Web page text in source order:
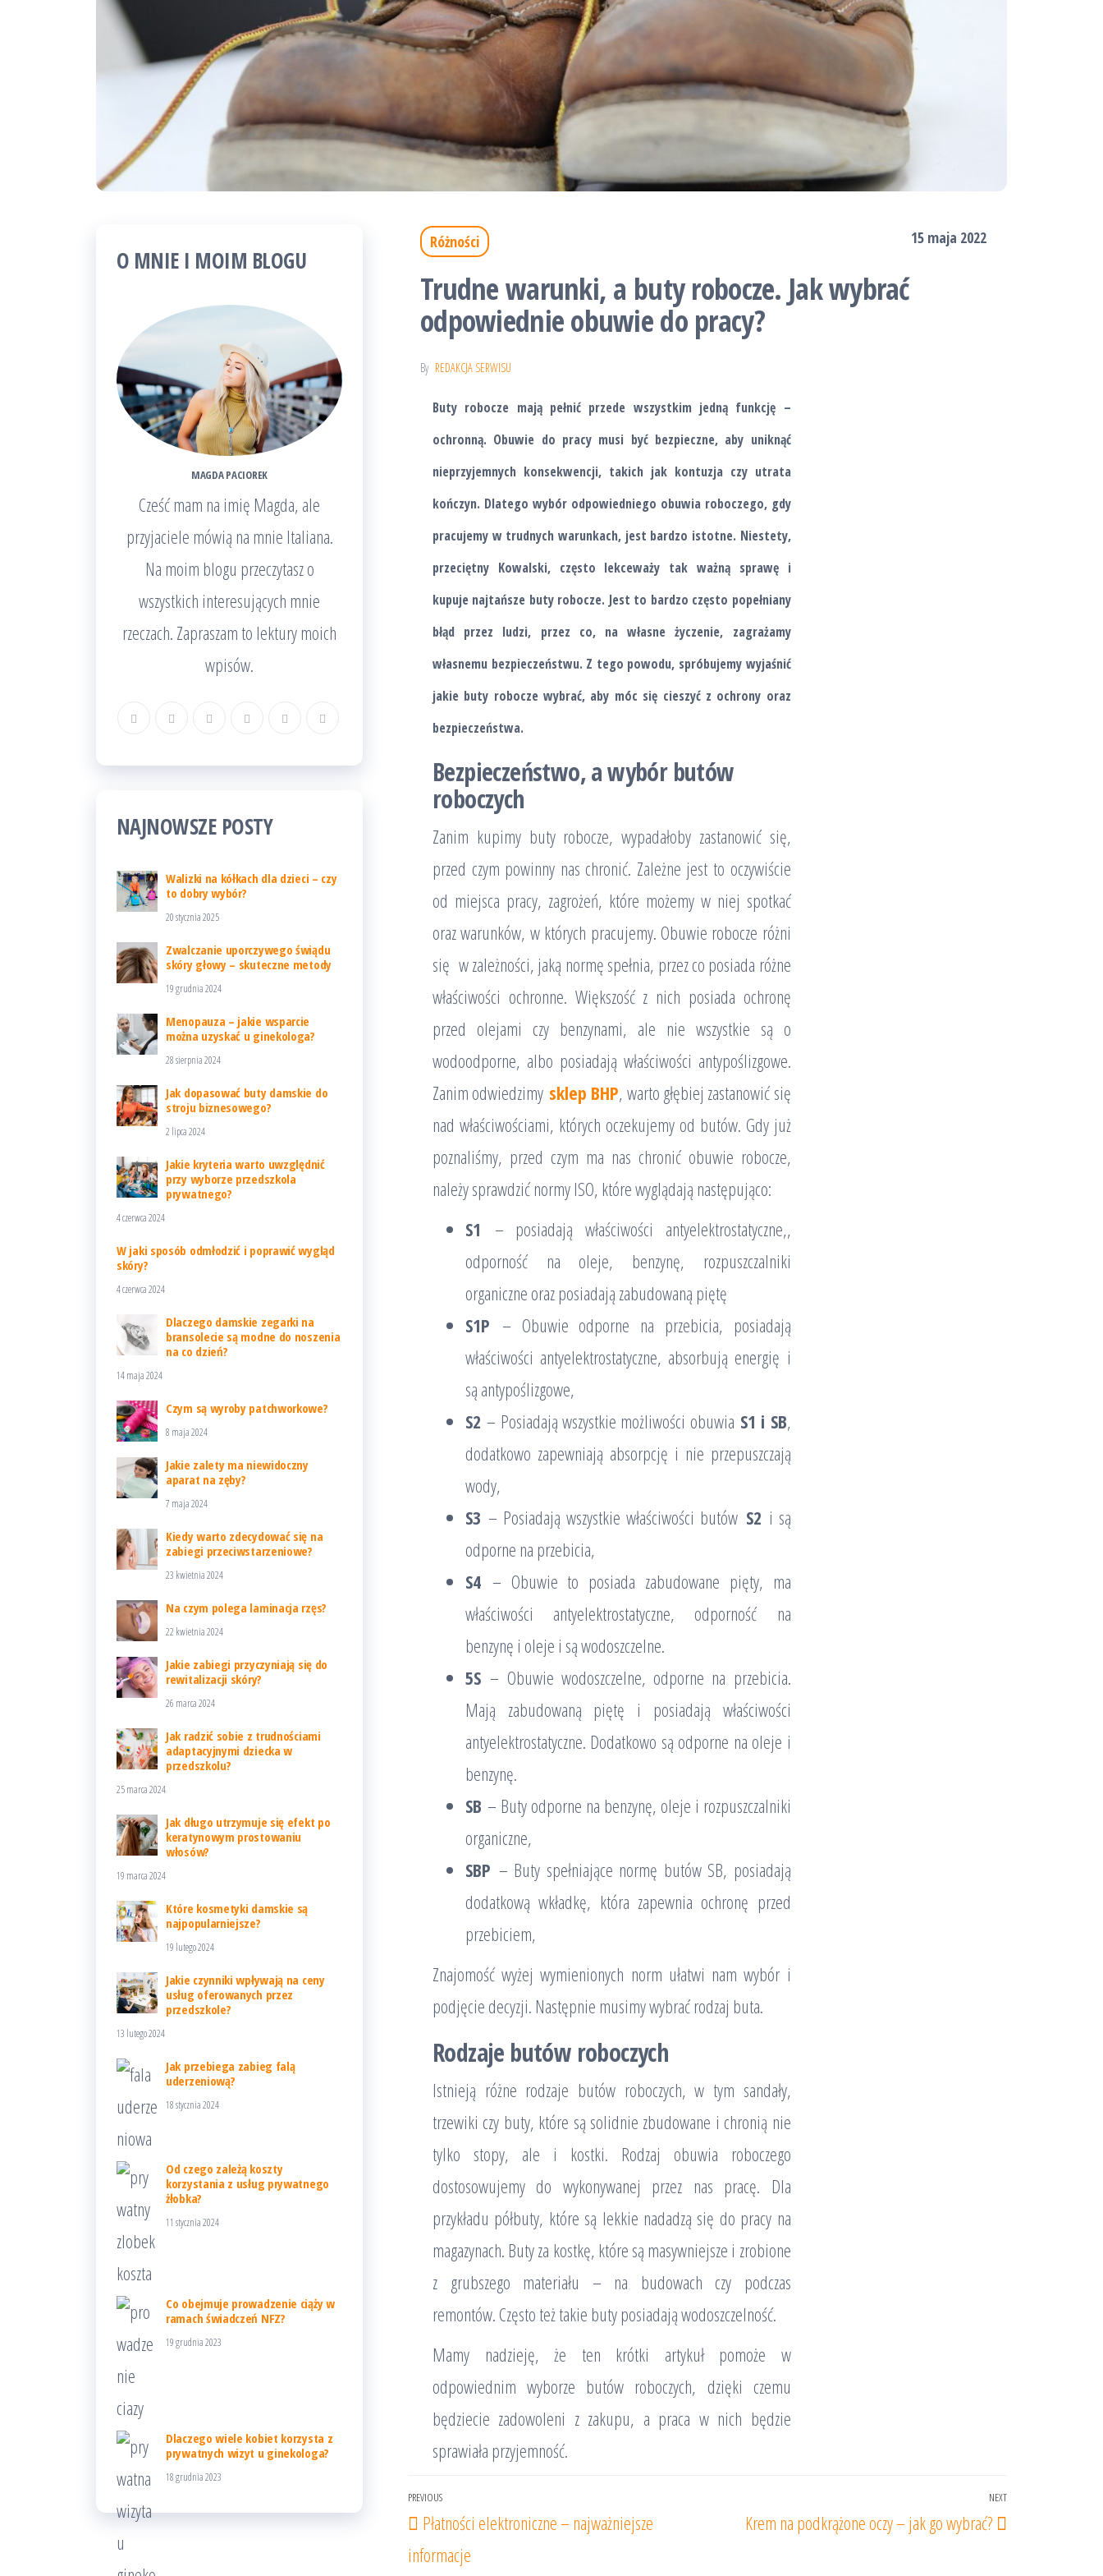
Różności 15 maja 2022
Trudne warunki, a buty robocze. Jak wybrać
odpowiednie obuwie do pracy?
By REDAKCJA SERWISU
Buty robocze mają pełnić przede wszystkim jedną funkcję –
ochronną. Obuwie do pracy musi być bezpieczne, aby uniknąć
nieprzyjemnych konsekwencji, takich jak kontuzja czy utrata
kończyn. Dlatego wybór odpowiedniego obuwia roboczego, gdy
pracujemy w trudnych warunkach, jest bardzo istotne. Niestety,
przeciętny Kowalski, często lekceważy tak ważną sprawę i
kupuje najtańsze buty robocze. Jest to bardzo często popełniany
błąd przez ludzi, przez co, na własne życzenie, zagrażamy
własnemu bezpieczeństwu. Z tego powodu, spróbujemy wyjaśnić
jakie buty robocze wybrać, aby móc się cieszyć z ochrony oraz
bezpieczeństwa.
Bezpieczeństwo, a wybór butów
roboczych
Zanim kupimy buty robocze, wypadałoby zastanowić się,
przed czym powinny nas chronić. Zależne jest to oczywiście
od miejsca pracy, zagrożeń, które możemy w niej spotkać
oraz warunków, w których pracujemy. Obuwie robocze różni
się w zależności, jaką normę spełnia, przez co posiada różne
właściwości ochronne. Większość z nich posiada ochronę
przed olejami czy benzynami, ale nie wszystkie są o
wodoodporne, albo posiadają właściwości antypoślizgowe.
Zanim odwiedzimy sklep BHP, warto głębiej zastanowić się
nad właściwościami, których oczekujemy od butów. Gdy już
poznaliśmy, przed czym ma nas chronić obuwie robocze,
należy sprawdzić normy ISO, które wyglądają następująco:
S1 – posiadają właściwości antyelektrostatyczne,,
odporność na oleje, benzynę, rozpuszczalniki
organiczne oraz posiadają zabudowaną piętę
S1P – Obuwie odporne na przebicia, posiadają
właściwości antyelektrostatyczne, absorbują energię i
są antypoślizgowe,
S2 – Posiadają wszystkie możliwości obuwia S1 i SB,
dodatkowo zapewniają absorpcję i nie przepuszczają
wody,
S3 – Posiadają wszystkie właściwości butów S2 i są
odporne na przebicia,
S4 – Obuwie to posiada zabudowane pięty, ma
właściwości antyelektrostatyczne, odporność na
benzynę i oleje i są wodoszczelne.
5S – Obuwie wodoszczelne, odporne na przebicia.
Mają zabudowaną piętę i posiadają właściwości
antyelektrostatyczne. Dodatkowo są odporne na oleje i
benzynę.
SB – Buty odporne na benzynę, oleje i rozpuszczalniki
organiczne,
SBP – Buty spełniające normę butów SB, posiadają
dodatkową wkładkę, która zapewnia ochronę przed
przebiciem,
Znajomość wyżej wymienionych norm ułatwi nam wybór i
podjęcie decyzji. Następnie musimy wybrać rodzaj buta.
Rodzaje butów roboczych
Istnieją różne rodzaje butów roboczych, w tym sandały,
trzewiki czy buty, które są solidnie zbudowane i chronią nie
tylko stopy, ale i kostki. Rodzaj obuwia roboczego
dostosowujemy do wykonywanej przez nas pracę. Dla
przykładu półbuty, które są lekkie nadadzą się do pracy na
magazynach. Buty za kostkę, które są masywniejsze i zrobione
z grubszego materiału – na budowach czy podczas
remontów. Często też takie buty posiadają wodoszczelność.
Mamy nadzieję, że ten krótki artykuł pomoże w
odpowiednim wyborze butów roboczych, dzięki czemu
będziecie zadowoleni z zakupu, a praca w nich będzie
sprawiała przyjemność.
Nawigacja
wpisu
Previous
Post
PREVIOUS
Płatności elektroniczne – najważniejsze
informacje
Next
NEXT
Krem na podkrążone oczy – jak go wybrać?
O MNIE I MOIM BLOGU
MAGDA PACIOREK
Cześć mam na imię Magda, ale
przyjaciele mówią na mnie Italiana.
Na moim blogu przeczytasz o
wszystkich interesujących mnie
rzeczach. Zapraszam to lektury moich
wpisów.
NAJNOWSZE POSTY
Walizki na kółkach dla dzieci – czy
to dobry wybór?
20 stycznia 2025
Zwalczanie uporczywego świądu
skóry głowy – skuteczne metody
19 grudnia 2024
Menopauza – jakie wsparcie
można uzyskać u ginekologa?
28 sierpnia 2024
Jak dopasować buty damskie do
stroju biznesowego?
2 lipca 2024
Jakie kryteria warto uwzględnić
przy wyborze przedszkola
prywatnego?
4 czerwca 2024
W jaki sposób odmłodzić i poprawić wygląd
skóry?
4 czerwca 2024
Dlaczego damskie zegarki na
bransolecie są modne do noszenia
na co dzień?
14 maja 2024
Czym są wyroby patchworkowe?
8 maja 2024
Jakie zalety ma niewidoczny
aparat na zęby?
7 maja 2024
Kiedy warto zdecydować się na
zabiegi przeciwstarzeniowe?
23 kwietnia 2024
Na czym polega laminacja rzęs?
22 kwietnia 2024
Jakie zabiegi przyczyniają się do
rewitalizacji skóry?
26 marca 2024
Jak radzić sobie z trudnościami
adaptacyjnymi dziecka w
przedszkolu?
25 marca 2024
Jak długo utrzymuje się efekt po
keratynowym prostowaniu
włosów?
19 marca 2024
Które kosmetyki damskie są
najpopularniejsze?
19 lutego 2024
Jakie czynniki wpływają na ceny
usług oferowanych przez
przedszkole?
13 lutego 2024
Jak przebiega zabieg falą
uderzeniową?
18 stycznia 2024
Od czego zależą koszty
korzystania z usług prywatnego
żłobka?
11 stycznia 2024
Co obejmuje prowadzenie ciąży w
ramach świadczeń NFZ?
19 grudnia 2023
Dlaczego wiele kobiet korzysta z
prywatnych wizyt u ginekologa?
18 grudnia 2023